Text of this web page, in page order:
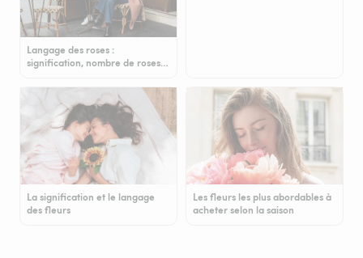
Langage des roses :
signification, nombre de roses…
La signification et le langage
des fleurs
Les fleurs les plus abordables à
acheter selon la saison